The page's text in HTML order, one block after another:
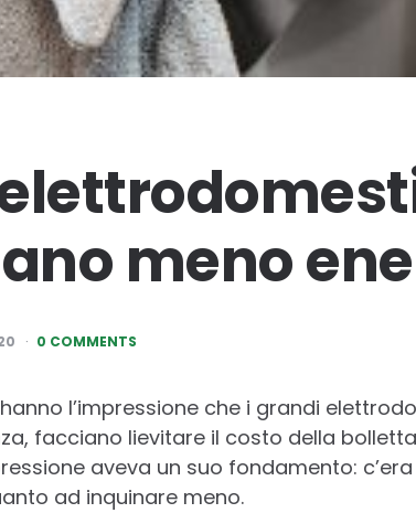
meno
0 COMMENTS
l’impressione che i grandi
facciano lievitare il costo della
aveva un suo fondamento:
ad inquinare meno.